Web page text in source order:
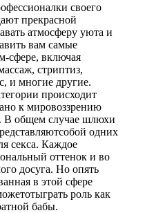
своего
прекрасной
атмосферу уюта и
вам самые
сфере, включая
стриптиз,
и многие другие.
происходит
к мировоззрению
В общем случае шлюхи
одних
секса. Каждое
оттенок и во
досуга. Но опять
в этой сфере
роль как
бабы.